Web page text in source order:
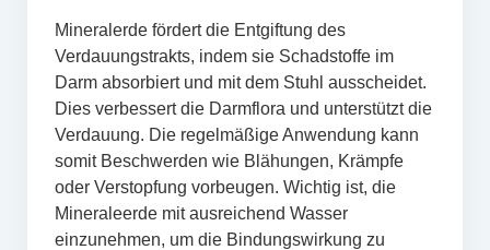
Mineralerde fördert die Entgiftung des
Verdauungstrakts, indem sie Schadstoffe im
Darm absorbiert und mit dem Stuhl ausscheidet.
Dies verbessert die Darmflora und unterstützt die
Verdauung. Die regelmäßige Anwendung kann
somit Beschwerden wie Blähungen, Krämpfe
oder Verstopfung vorbeugen. Wichtig ist, die
Mineraleerde mit ausreichend Wasser
einzunehmen, um die Bindungswirkung zu